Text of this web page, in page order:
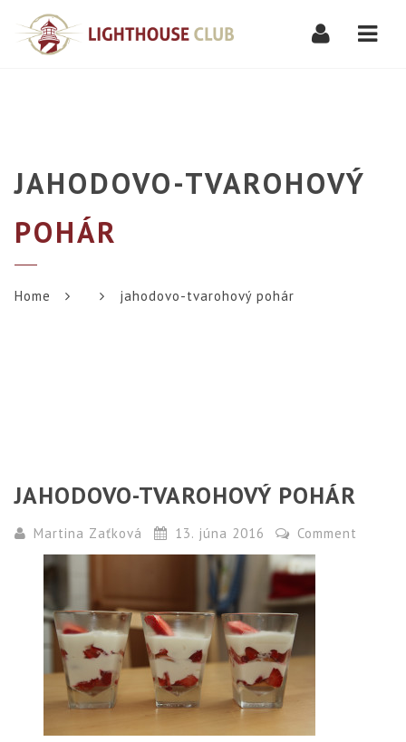
JAHODOVO-TVAROHOVÝ
POHÁR
Home jahodovo-tvarohový pohár
JAHODOVO-TVAROHOVÝ POHÁR
Martina Zaťková 13. júna 2016 Comment